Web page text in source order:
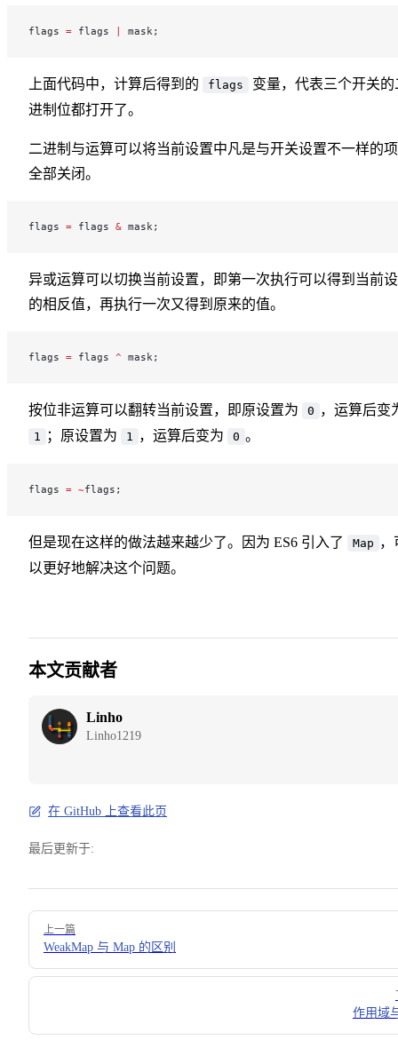
flags = flags | mask;
上面代码中，计算后得到的 flags
变量，代表三个开关的
进制位都打开了。
二进制与运算可以将当前设置中凡是与开关设置不一样的
全部关闭。
flags = flags & mask;
异或运算可以切换当前设置，即第一次执行可以得到当前
的相反值，再执行一次又得到原来的值。
flags = flags ^ mask;
按位非运算可以翻转当前设置，即原设置为 0 ，运算后变
1 ；原设置为 1 ，运算后变为 0 。
flags = ~flags;
但是现在这样的做法越来越少了。因为 ES6 引入了 Map ，
以更好地解决这个问题。
本文贡献者
Linho
Linho1219
在 GitHub 上查看此页
最后更新于:
Pager
上一篇
WeakMap 与 Map 的区别
作用域